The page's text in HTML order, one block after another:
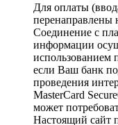
Для оплаты
Соединение с
информации
использованием
если Ваш банк
проведения
MasterCard
может
Настоящий сайт